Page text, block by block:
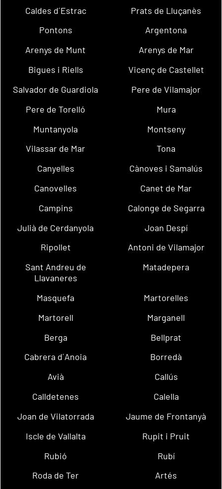
Caldes d´Estrac
Prats de Lluçanès
Pontons
Argentona
Arenys de Munt
Arenys de Mar
Bigues i Riells
Vicenç de Castellet
Salvador de Guardiola
Pere de Vilamajor
Pere de Torelló
Mura
Muntanyola
Montseny
Vilassar de Mar
Tona
Canyelles
Cànoves i Samalús
Canovelles
Canet de Mar
Campins
Calonge de Segarra
Julià de Cerdanyola
Joan Despí
Ripollet
Antoni de Vilamajor
Sant Andreu de
Llavaneres
Matadepera
Masquefa
Martorelles
Martorell
Marganell
Berga
Bellprat
Cabrera d´Anoia
Borredà
Avià
Callús
Calldetenes
Calella
Joan de Vilatorrada
Jaume de Frontanyà
Iscle de Vallalta
Rupit i Pruit
Rubió
Rubí
Roda de Ter
Artés